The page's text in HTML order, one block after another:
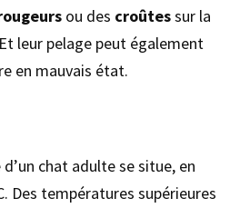
ou des croûtessur la
leur pelage peut également
en mauvais état.
chat adulte se situe, en
Des températures supérieures